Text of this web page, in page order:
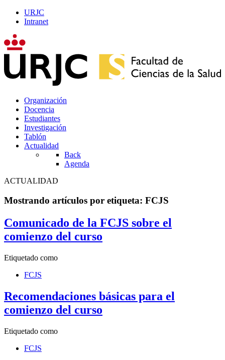
URJC
Intranet
Organización
Docencia
Estudiantes
Investigación
Tablón
Actualidad
Back
Agenda
ACTUALIDAD
Mostrando artículos por etiqueta: FCJS
Comunicado de la FCJS sobre el
comienzo del curso
Etiquetado como
FCJS
Recomendaciones básicas para el
comienzo del curso
Etiquetado como
FCJS